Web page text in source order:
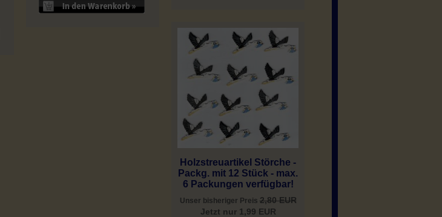
Holzstreuartikel Störche -
Packg. mit 12 Stück - max.
6 Packungen verfügbar!
Unser bisheriger Preis 2,80 EUR
Jetzt nur 1,99 EUR